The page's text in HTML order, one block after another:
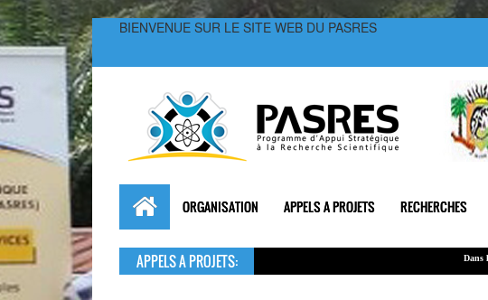
BIENVENUE SUR LE SITE WEB DU PASRES
ORGANISATION APPELS A PROJETS RECHERCHES
APPELS A PROJETS: Dans le cadre
Le montant